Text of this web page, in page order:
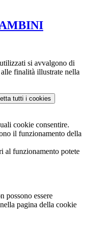
si avvalgono di
finalità illustrate nella
tutti i cookies
cookie consentire.
il funzionamento della
al funzionamento potete
possono essere
pagina della cookie